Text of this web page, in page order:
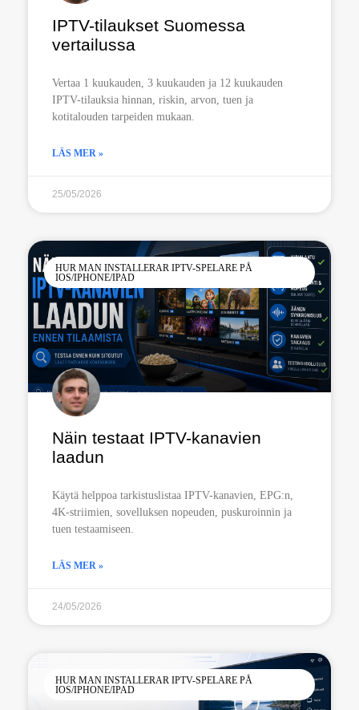
IPTV-tilaukset Suomessa
vertailussa
Vertaa 1 kuukauden, 3 kuukauden ja 12 kuukauden
IPTV-tilauksia hinnan, riskin, arvon, tuen ja
kotitalouden tarpeiden mukaan.
LÄS MER »
25/05/2026
HUR MAN INSTALLERAR IPTV-SPELARE PÅ
IOS/IPHONE/IPAD
Näin testaat IPTV-kanavien
laadun
Käytä helppoa tarkistuslistaa IPTV-kanavien, EPG:n,
4K-striimien, sovelluksen nopeuden, puskuroinnin ja
tuen testaamiseen.
LÄS MER »
24/05/2026
HUR MAN INSTALLERAR IPTV-SPELARE PÅ
IOS/IPHONE/IPAD